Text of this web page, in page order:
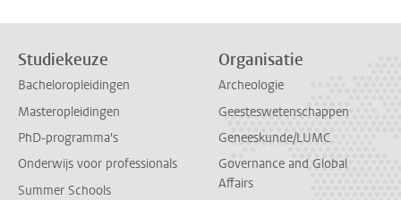
Studiekeuze
Bacheloropleidingen
Masteropleidingen
PhD-programma's
Onderwijs voor professionals
Summer Schools
Organisatie
Archeologie
Geesteswetenschappen
Geneeskunde/LUMC
Governance and Global
Affairs